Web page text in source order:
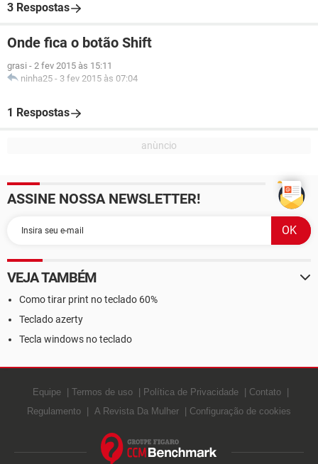
3 Respostas
Onde fica o botão Shift
grasi - 2 fev 2015 às 15:11
ninha25 - 3 fev 2015 às 07:04
1 Respostas
ASSINE NOSSA NEWSLETTER!
VEJA TAMBÉM
Como tirar print no teclado 60%
Teclado azerty
Tecla windows no teclado
Equipe Termos de uso Política de Privacidade
Contato
Regulamento
A Revista Da Mulher Configuração de cookies